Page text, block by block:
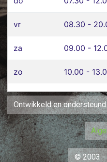
vr 08.30 -
za 09.00 -
zo 10.00 -
Ontwikkeld en
© 2003 -